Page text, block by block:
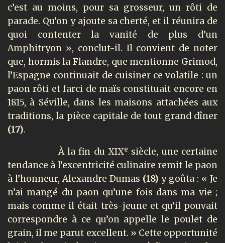
c’est au moins, pour sa grosseur, un rôti de
parade. Qu’on y ajoute sa cherté, et il réunira de
quoi contenter la vanité de plus d’un
Amphitryon », conclut-il. Il convient de noter
que, hormis la Flandre, que mentionne Grimod,
l’Espagne continuait de cuisiner ce volatile : un
paon rôti et farci de maïs constituait encore en
1815, à Séville, dans les maisons attachées aux
traditions, la pièce capitale de tout grand dîner
(17).
À la fin du XIXe siècle, une certaine
tendance à l’excentricité culinaire remit le paon
à l’honneur, Alexandre Dumas (18) y goûta : « Je
n’ai mangé du paon qu’une fois dans ma vie ;
mais comme il était très-jeune et qu’il pouvait
correspondre à ce qu’on appelle le poulet de
grain, il me parut excellent. » Cette opportunité